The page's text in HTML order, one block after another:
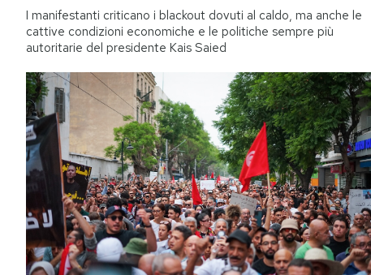
I manifestanti criticano i blackout dovuti al caldo, ma anche le
cattive condizioni economiche e le politiche sempre più
autoritarie del presidente Kais Saied